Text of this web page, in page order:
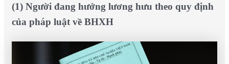
(1) Người đang hưởng lương hưu theo quy định
của pháp luật về BHXH